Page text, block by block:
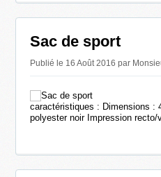
Sac de sport
Publié le 16 Août 2016 par
caractéristiques : Dimensions :
polyester noir Impression